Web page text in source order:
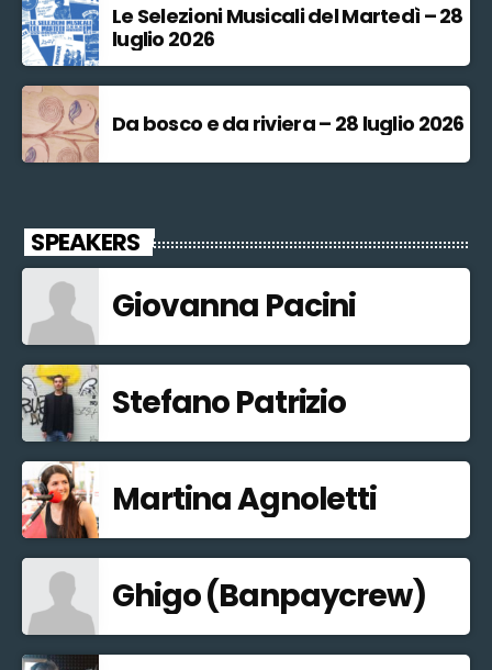
Le Selezioni Musicali del Martedì – 28
luglio 2026
Da bosco e da riviera – 28 luglio 2026
SPEAKERS
Giovanna Pacini
Stefano Patrizio
Martina Agnoletti
Ghigo (Banpaycrew)